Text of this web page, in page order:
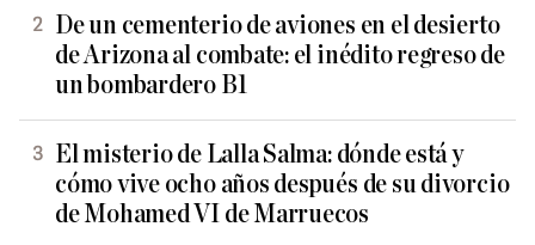
De un cementerio de aviones en el desierto
de Arizona al combate: el inédito regreso de
un bombardero B1
El misterio de Lalla Salma: dónde está y
cómo vive ocho años después de su divorcio
de Mohamed VI de Marruecos